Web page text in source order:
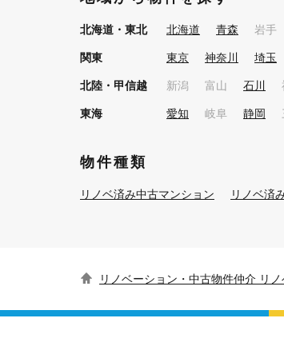
北海道・東北 北海道 青森 岩手
関東 東京 神奈川 埼玉
北陸・甲信越 新潟 富山 石川
東海 愛知 岐阜 静岡
物件種類
リノベ済み中古マンション リノベ済
リノベーション・中古物件仲介 リ